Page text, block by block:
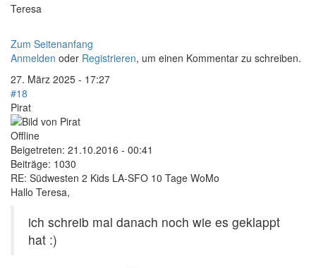
Teresa
Zum Seitenanfang
Anmelden oder Registrieren, um einen Kommentar zu schreiben.
27. März 2025 - 17:27
#18
Pirat
Offline
Beigetreten: 21.10.2016 - 00:41
Beiträge: 1030
RE: Südwesten 2 Kids LA-SFO 10 Tage WoMo
Hallo Teresa,
ich schreib mal danach noch wie es geklappt
hat :)